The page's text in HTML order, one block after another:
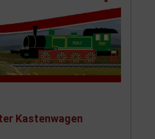
Kastenwagen